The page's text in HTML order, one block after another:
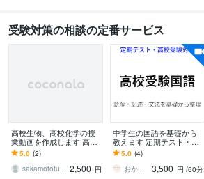
受験対策の相談の定番サービス
高校生物、高校化学の授
業動画を作成します 高校
生物、高校化学のわかり
やすい授業動画を作成し
ます。
5.0 (2)
sakamotofukushima 2,500 円
中学生の国語を基礎から
教えます 定期テスト・高
校受験の国語を支えます
5.0 (4)
おかむら先生
3,500 円 /60分